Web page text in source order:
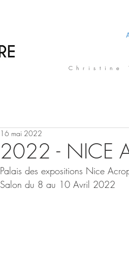
Christine
2022 - NICE
16 mai 2022
Palais des expositions Nice
Salon du 8 au 10 Avril 2022